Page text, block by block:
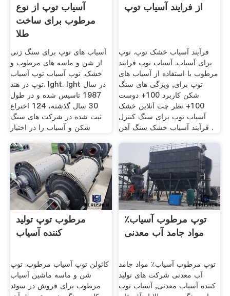
آسیاب توپ از نوع
مرطوب برای ساخت
طلا
آسیاب های توپ برای سنگ زنی
از شن و ماسه های مرطوب و
خشک. توپ آسیاب توپ آسیاب
توپ در هند. lght. lght در سال
1987 تاسیس شده و در طول
30 سال گذشته، 124 اختراع
ثبت شده در شركت های سنگ
شكن و آسیاب را در اختیار
از فرایند آسیاب توپ
فرآیند آسیاب خشک توپ. توپ
برای آسیاب. آسیاب توپ فرایند
مرطوب با استفاده از آسیاب های
توپ برای, ویژگی های سنگ
شکن کاربرد 100+ دوست
100+ نظر چت آنلاین خشک
آسیاب توپ برای سنگ کنترل
فرآیند آسیاب خشک سنگ آهن .
مرطوب توپ تولید
کننده آسیاب
کائولن توپ آسیاب مرطوب. توپ
شن و ماسه ماشین آسیاب
مرطوب برای فروش در سوئد
توپ مرطوب آسیاب٪
مواد جامد آب معدنی
توپ مرطوب آسیاب٪ مواد جامد
آب معدنی شرکت های تولید
کننده آسیاب معدنی, آسیاب توپ